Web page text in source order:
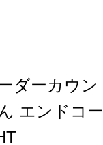
ダーカウン
エンドコー